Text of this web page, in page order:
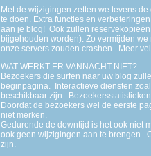
Met de wijzigingen zetten we tevens
te doen. Extra functies en
aan je blog! Ook zullen
bijgehouden worden). Zo vermijden
onze servers zouden crashen. Meer
WAT WERKT ER VANNACHT NIET?
Bezoekers die surfen naar uw blog
beginpagina. Interactieve diensten
beschikbaar zijn.
Doordat de bezoekers wel de eerste
niet merken.
Gedurende de downtijd is het ook niet
ook geen wijzigingen aan te brengen.
zijn.